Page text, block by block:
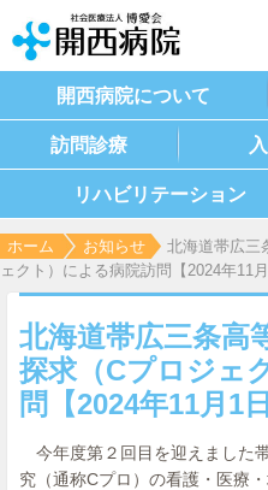
開西病院について
訪問診療
リハビリテーション
ホーム お知らせ
北海道帯広
ェクト）による病院訪問【2024年11月
北海道帯広三条
探求（Cプロジェ
問【2024年11月1
今年度第２回目を迎えました
究（通称Cプロ）の看護・医療